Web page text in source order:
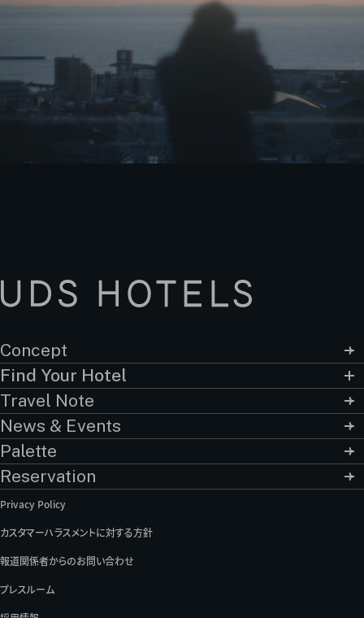
Concept
Find Your Hotel
ONSEN RYOKAN 由縁 札幌
ONSEN RYOKAN 由縁 新宿
MUJI HOTEL GINZA
HAMACHO HOTEL
all day place shibuya
由縁別邸 代田
SOKI ATAMI
SOKI KANAZAWA
hotel kanra kyoto
HOTEL ANTEROOM NAHA
HOTEL LOCUS
the rescape
MUJI HOTEL BEIJING
Travel Note
News & Events
Palette
Reservation
Privacy Policy
カスタマーハラスメントに対する方針
報道関係者からのお問い合わせ
プレスルーム